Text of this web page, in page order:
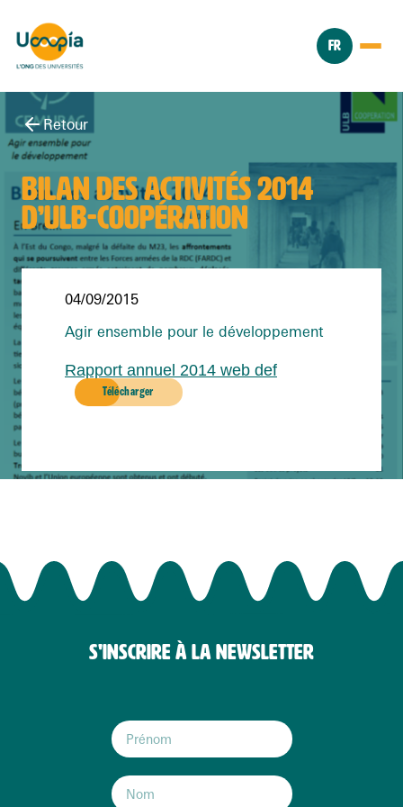
FR
Retour
BILAN DES ACTIVITÉS 2014
D’ULB-COOPÉRATION
04/09/2015
Agir ensemble pour le développement
Rapport annuel 2014 web def
Télécharger
S'INSCRIRE À LA NEWSLETTER